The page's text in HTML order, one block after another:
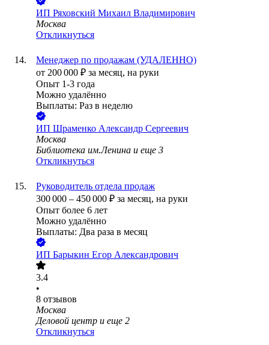
ИП Ряховский Михаил Владимирович
Москва
Откликнуться
Менеджер по продажам (УДАЛЕННО)
от 200 000 ₽ за месяц, на руки
Опыт 1-3 года
Можно удалённо
Выплаты: Раз в неделю
ИП Шраменко Александр Сергеевич
Москва
Библиотека им.Ленина и еще 3
Откликнуться
Руководитель отдела продаж
300 000 – 450 000 ₽ за месяц, на руки
Опыт более 6 лет
Можно удалённо
Выплаты: Два раза в месяц
ИП Барыкин Егор Александрович
3.4
•
8 отзывов
Москва
Деловой центр и еще 2
Откликнуться